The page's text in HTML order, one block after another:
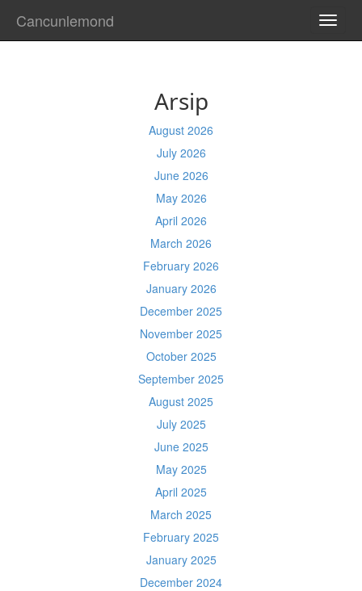
Cancunlemond
Arsip
August 2026
July 2026
June 2026
May 2026
April 2026
March 2026
February 2026
January 2026
December 2025
November 2025
October 2025
September 2025
August 2025
July 2025
June 2025
May 2025
April 2025
March 2025
February 2025
January 2025
December 2024